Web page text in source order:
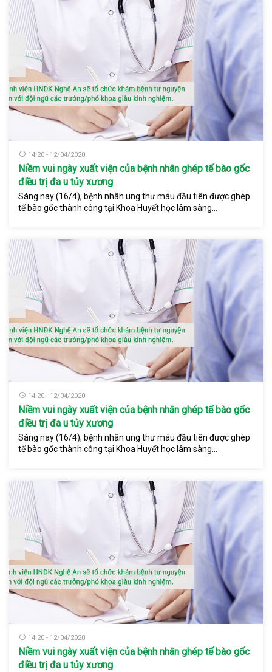
14:20 - 12/04/2020
Niềm vui ngày xuất viện của bệnh nhân ghép tế bào gốc
điều trị đa u tủy xương
Sáng nay (16/4), bệnh nhân ung thư máu đầu tiên được ghép
tế bào gốc thành công tại Khoa Huyết học lâm sàng...
14:20 - 12/04/2020
Niềm vui ngày xuất viện của bệnh nhân ghép tế bào gốc
điều trị đa u tủy xương
Sáng nay (16/4), bệnh nhân ung thư máu đầu tiên được ghép
tế bào gốc thành công tại Khoa Huyết học lâm sàng...
14:20 - 12/04/2020
Niềm vui ngày xuất viện của bệnh nhân ghép tế bào gốc
điều trị đa u tủy xương